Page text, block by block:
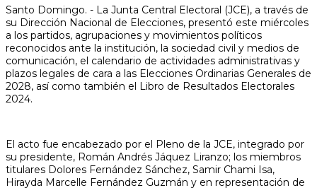
Santo Domingo. - La Junta Central Electoral (JCE), a través de
su Dirección Nacional de Elecciones, presentó este miércoles
a los partidos, agrupaciones y movimientos políticos
reconocidos ante la institución, la sociedad civil y medios de
comunicación, el calendario de actividades administrativas y
plazos legales de cara a las Elecciones Ordinarias Generales de
2028, así como también el Libro de Resultados Electorales
2024.
El acto fue encabezado por el Pleno de la JCE, integrado por
su presidente, Román Andrés Jáquez Liranzo; los miembros
titulares Dolores Fernández Sánchez, Samir Chami Isa,
Hirayda Marcelle Fernández Guzmán y en representación de